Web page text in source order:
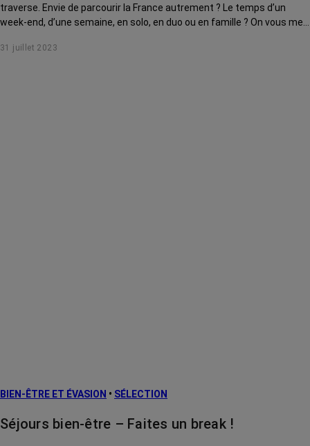
traverse. Envie de parcourir la France autrement ? Le temps d’un
week-end, d’une semaine, en solo, en duo ou en famille ? On vous met
31 juillet 2023
BIEN-ÊTRE ET ÉVASION • SÉLECTION
Séjours bien-être – Faites un break !